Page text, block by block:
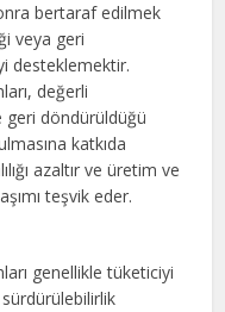
bertaraf edilmek
veya geri
desteklemektir.
değerli
döndürüldüğü
katkıda
azaltır ve üretim ve
teşvik eder.
genellikle tüketiciyi